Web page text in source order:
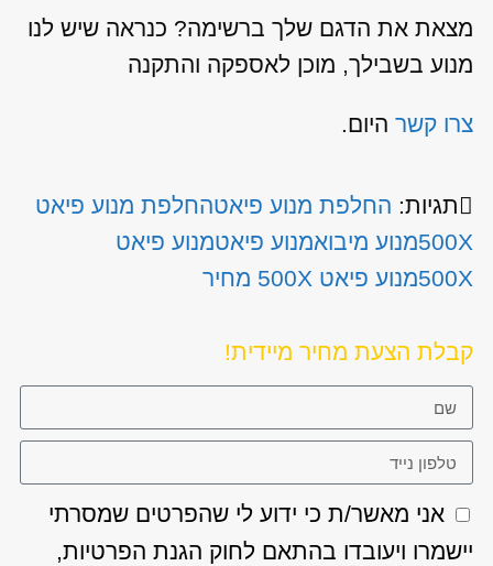
מצאת את הדגם שלך ברשימה? כנראה שיש לנו
מנוע בשבילך, מוכן לאספקה והתקנה
צרו קשרהיום.
תגיות: החלפת מנוע פיאטהחלפת מנוע פיאט
500Xמנוע מיבואמנוע פיאטמנוע פיאט
500Xמנוע פיאט 500X מחיר
קבלת הצעת מחיר מיידית!
אני מאשר/ת כי ידוע לי שהפרטים שמסרתי
יישמרו ויעובדו בהתאם לחוק הגנת הפרטיות,